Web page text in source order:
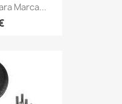
Marca...